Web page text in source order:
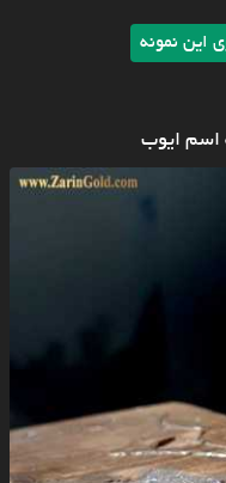
این نمونه
اسم ایوب